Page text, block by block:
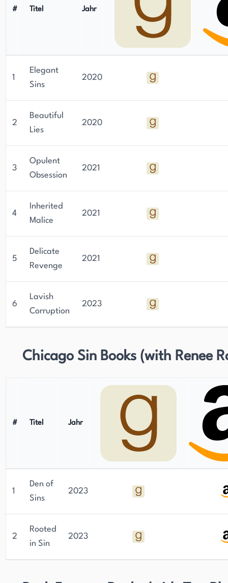
# Titel Jahr
1
Elegant
Sins
2020
2
Beautiful
Lies
2020
3
Opulent
Obsession
2021
4
Inherited
Malice
2021
5
Delicate
Revenge
2021
6
Lavish
Corruption
2023
Chicago Sin Books (with Renee
# Titel Jahr
1
Den of
Sins
2023
2
Rooted
in Sin
2023